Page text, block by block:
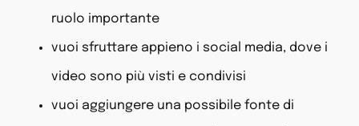
ruolo importante
vuoi sfruttare appieno i social media, dove i
video sono più visti e condivisi
vuoi aggiungere una possibile fonte di